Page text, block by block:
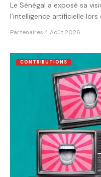
Le Sénégal a exposé sa
l’intelligence artificielle
Partenaires·4 Août 2026
CONTRIBUTIONS